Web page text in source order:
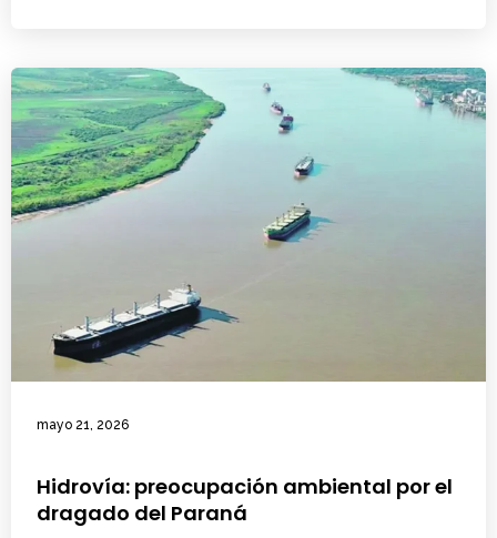
mayo 21, 2026
Hidrovía: preocupación ambiental por el
dragado del Paraná